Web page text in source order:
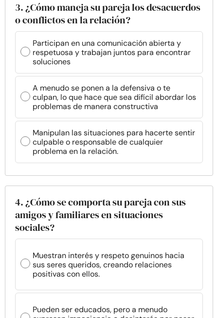
3. ¿Cómo maneja su pareja los desacuerdos
o conflictos en la relación?
Participan en una comunicación abierta y
respetuosa y trabajan juntos para encontrar
soluciones
A menudo se ponen a la defensiva o te
culpan, lo que hace que sea difícil abordar los
problemas de manera constructiva
Manipulan las situaciones para hacerte sentir
culpable o responsable de cualquier
problema en la relación.
4. ¿Cómo se comporta su pareja con sus
amigos y familiares en situaciones
sociales?
Muestran interés y respeto genuinos hacia
sus seres queridos, creando relaciones
positivas con ellos.
Pueden ser educados, pero a menudo